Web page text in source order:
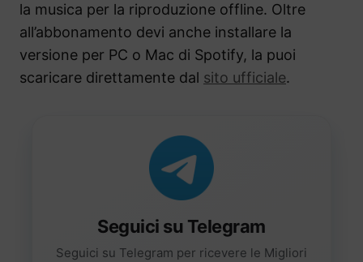
la musica per la riproduzione offline. Oltre
all’abbonamento devi anche installare la
versione per PC o Mac di Spotify, la puoi
scaricare direttamente dal sito ufficiale.
Seguici su Telegram
Seguici su Telegram per ricevere le Migliori